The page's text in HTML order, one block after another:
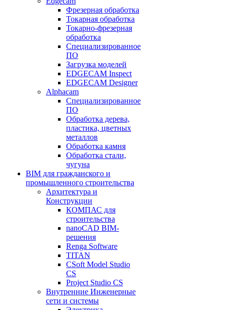
Фрезерная обработка
Токарная обработка
Токарно-фрезерная
обработка
Специализированное
ПО
Загрузка моделей
EDGECAM Inspect
EDGECAM Designer
Alphacam
Специализированное
ПО
Обработка дерева,
пластика, цветных
металлов
Обработка камня
Обработка стали,
чугуна
BIM для гражданского и
промышленного строительства
Архитектура и
Конструкции
КОМПАС для
строительства
nanoCAD BIM-
решения
Renga Software
TITAN
CSoft Model Studio
CS
Project Studio CS
Внутренние Инженерные
сети и системы